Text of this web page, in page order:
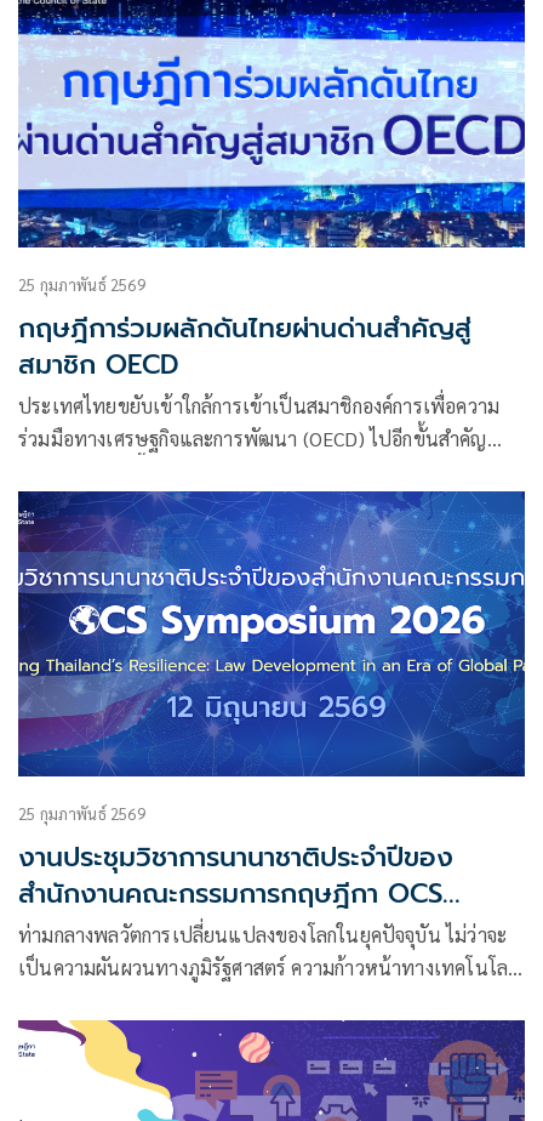
25 กุมภาพันธ์ 2569
กฤษฎีการ่วมผลักดันไทยผ่านด่านสำคัญสู่
สมาชิก OECD
ประเทศไทยขยับเข้าใกล้การเข้าเป็นสมาชิกองค์การเพื่อความ
ร่วมมือทางเศรษฐกิจและการพัฒนา (OECD) ไปอีกขั้นสำคัญ
25 กุมภาพันธ์ 2569
งานประชุมวิชาการนานาชาติประจำปีของ
สำนักงานคณะกรรมการกฤษฎีกา OCS
Symposium 2026 'Strengthening
Thailand’s Resilience: Law
Paradigm Shift'
ท่ามกลางพลวัตการเปลี่ยนแปลงของโลกในยุคปัจจุบัน ไม่ว่าจะ
เป็นความผันผวนทางภูมิรัฐศาสตร์ ความก้าวหน้าทางเทคโนโลยี